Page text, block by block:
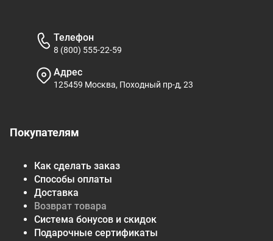
Покупателям
Как сделать заказ
Способы оплаты
Доставка
Возврат товара
Система бонусов и скидок
Подарочные сертификаты
Телефон
8 (800) 555-22-59
Адрес
125459 Москва, Походный пр-д, 23